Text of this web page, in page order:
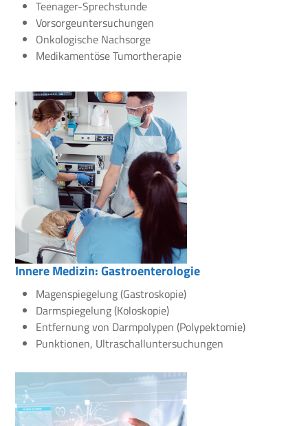
Teenager-Sprechstunde
Vorsorgeuntersuchungen
Onkologische Nachsorge
Medikamentöse Tumortherapie
Innere Medizin: Gastroenterologie
Magenspiegelung (Gastroskopie)
Darmspiegelung (Koloskopie)
Entfernung von Darmpolypen (Polypektomie)
Punktionen, Ultraschalluntersuchungen